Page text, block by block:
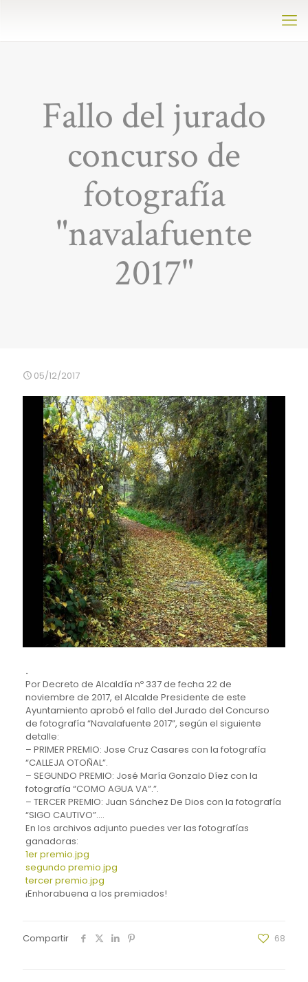
Fallo del jurado
concurso de
fotografía
"navalafuente
2017"
05/12/2017
.
Por Decreto de Alcaldía nº 337 de fecha 22 de
noviembre de 2017, el Alcalde Presidente de este
Ayuntamiento aprobó el fallo del Jurado del Concurso
de fotografía “Navalafuente 2017”, según el siguiente
detalle:
– PRIMER PREMIO: Jose Cruz Casares con la fotografía
“CALLEJA OTOÑAL”.
– SEGUNDO PREMIO: José María Gonzalo Díez con la
fotografía “COMO AGUA VA”.”.
– TERCER PREMIO: Juan Sánchez De Dios con la fotografía
“SIGO CAUTIVO”.…
En los archivos adjunto puedes ver las fotografías
ganadoras:
1er premio.jpg
segundo premio.jpg
tercer premio.jpg
¡Enhorabuena a los premiados!
Compartir 68